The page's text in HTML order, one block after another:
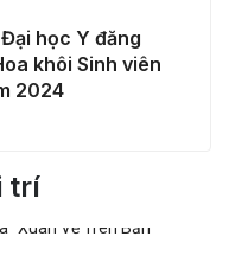
học Y đăng
khôi Sinh viên
2024
trí